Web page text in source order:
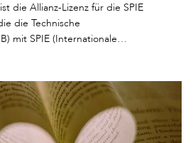
die Allianz-Lizenz für die SPIE
die Technische
mit SPIE (Internationale…